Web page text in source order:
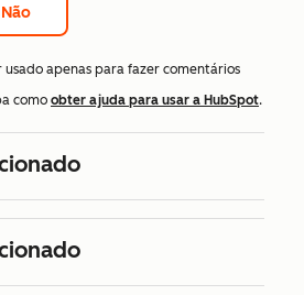
Não
usado apenas para fazer comentários
como obter ajuda para usar a HubSpot.